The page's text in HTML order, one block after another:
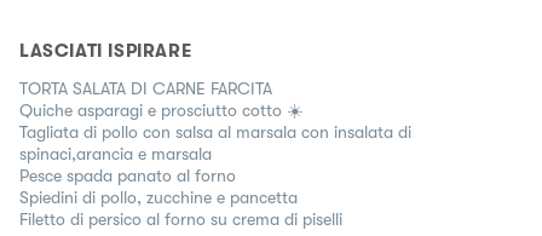
LASCIATI ISPIRARE
TORTA SALATA DI CARNE FARCITA
Quiche asparagi e prosciutto cotto ☀️
Tagliata di pollo con salsa al marsala con insalata di
spinaci,arancia e marsala
Pesce spada panato al forno
Spiedini di pollo, zucchine e pancetta
Filetto di persico al forno su crema di piselli